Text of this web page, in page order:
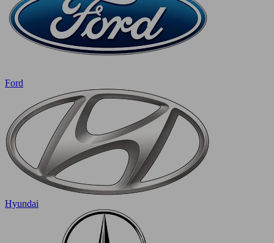
Ford
Hyundai